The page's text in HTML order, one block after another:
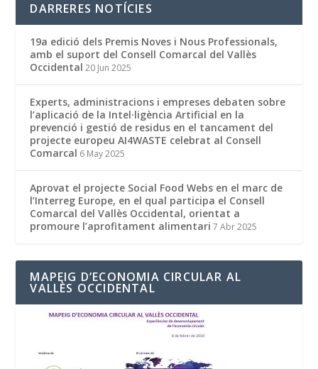
DARRERES NOTÍCIES
19a edició dels Premis Noves i Nous Professionals,
amb el suport del Consell Comarcal del Vallès
Occidental 20 Jun 2025
Experts, administracions i empreses debaten sobre
l’aplicació de la Intel·ligència Artificial en la
prevenció i gestió de residus en el tancament del
projecte europeu AI4WASTE celebrat al Consell
Comarcal 6 May 2025
Aprovat el projecte Social Food Webs en el marc de
l’Interreg Europe, en el qual participa el Consell
Comarcal del Vallès Occidental, orientat a
promoure l’aprofitament alimentari 7 Abr 2025
MAPEIG D’ECONOMIA CIRCULAR AL
VALLÈS OCCIDENTAL